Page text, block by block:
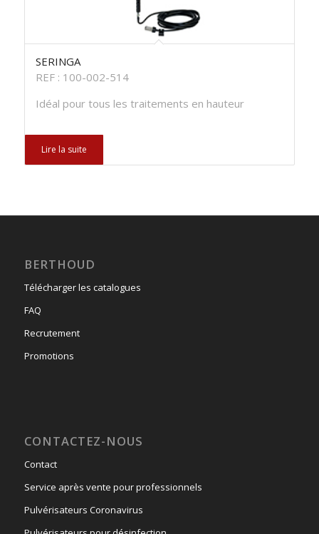
SERINGA
REF : 100-002-514
Idéal pour tous les traitements en hauteur
Lire la suite
BERTHOUD
Télécharger les catalogues
FAQ
Recrutement
Promotions
CONTACTEZ-NOUS
Contact
Service après vente pour professionnels
Pulvérisateurs Coronavirus